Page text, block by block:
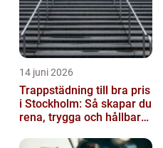
14 juni 2026
Trappstädning till bra pris
i Stockholm: Så skapar du
rena, trygga och hållbara